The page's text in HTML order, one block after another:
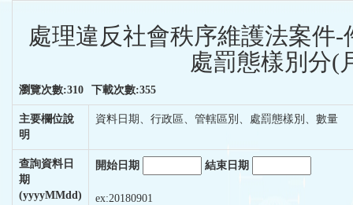
處理違反社會秩序維護法案件
處罰態樣別分(
瀏覽次數:310 下載次數:355
主要欄位說
明
資料日期、行政區、管轄區別、處罰態樣別、數量
查詢資料日
期
(yyyyMMdd)
開始日期 結束日期
ex:20180901